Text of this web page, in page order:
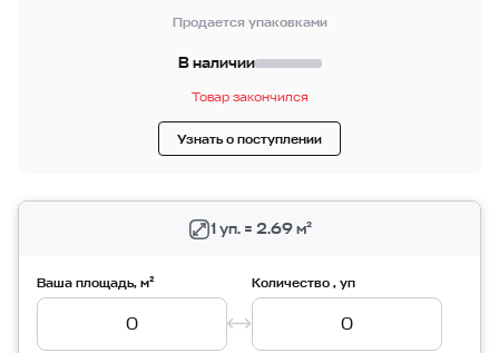
Продается упаковками
В наличии
Товар закончился
Узнать о поступлении
1 уп. = 2.69 м²
Ваша площадь, м² Количество , уп